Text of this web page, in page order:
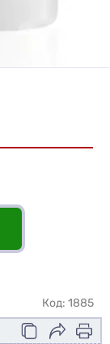
Код: 1885